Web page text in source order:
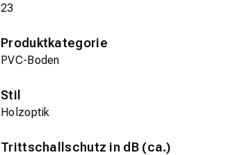
23
Produktkategorie
PVC-Boden
Stil
Holzoptik
Trittschallschutz in dB (ca.)